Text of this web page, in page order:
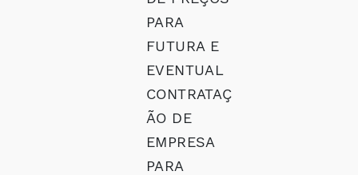
PARA
FUTURA E
EVENTUAL
CONTRATAÇ
ÃO DE
EMPRESA
PARA